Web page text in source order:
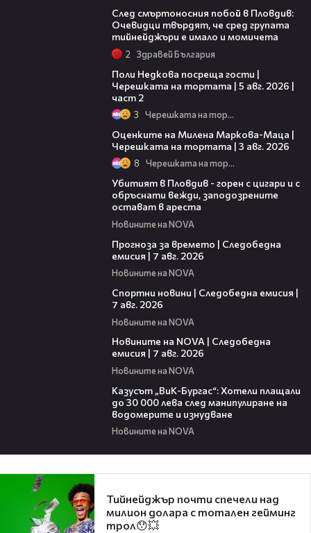
След смъртоносния побой в Пловдив:
Очевидци твърдят, че сред групата
тийнейджъри е имало и момичета
2 Здравей България
Поли Недкова посреща гости |
Черешката на тортата | 5 авг. 2026 |
част 2
3 Черешката на тортата
Оценките на Милена Маркова-Маца |
Черешката на тортата | 3 авг. 2026
8 Черешката на тортата
Убитият в Пловдив - горен с цигари и с
обръснати вежди, заподозрените
остават в ареста
Новините на NOVA
Прогноза за времето | Следобедна
емисия | 7 авг. 2026
Новините на NOVA
Спортни новини | Следобедна емисия |
7 авг. 2026
Новините на NOVA
Новините на NOVA | Следобедна
емисия | 7 авг. 2026
Новините на NOVA
Казусът „ВиК-Бургас“: Хотели плащали
до 30 000 лева след манипулиране на
водомерите и изнудване
Новините на NOVA
Тийнейджър почти спечели над
милион долара с тотален гейминг
трол😯💥